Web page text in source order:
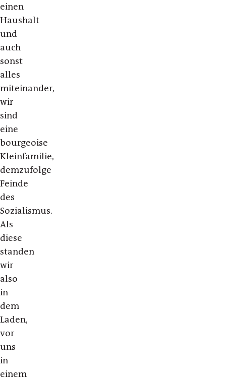
einen
Haushalt
und
auch
sonst
alles
miteinander,
wir
sind
eine
bourgeoise
Kleinfamilie,
demzufolge
Feinde
des
Sozialismus.
Als
diese
standen
wir
also
in
dem
Laden,
vor
uns
in
einem